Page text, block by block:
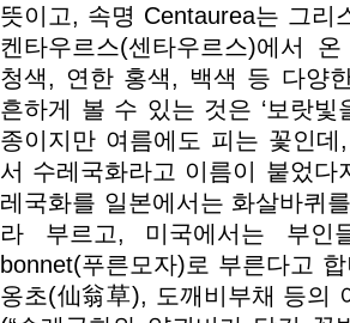
뜻이고, 속명 Centaurea는 그리
켄타우르스(센타우르스)에서
청색, 연한 홍색, 백색 등 다양
흔하게 볼 수 있는 것은 ‘보랏
종이지만 여름에도 피는 꽃인
서 수레국화라고 이름이 붙었
레국화를 일본에서는 화살바퀴
라 부르고, 미국에서는 부
bonnet(푸른모자)로 부른다고
옹초(仙翁草), 도깨비부채 등의